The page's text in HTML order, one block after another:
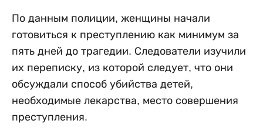
По данным полиции, женщины начали
готовиться к преступлению как минимум за
пять дней до трагедии. Следователи изучили
их переписку, из которой следует, что они
обсуждали способ убийства детей,
необходимые лекарства, место совершения
преступления.